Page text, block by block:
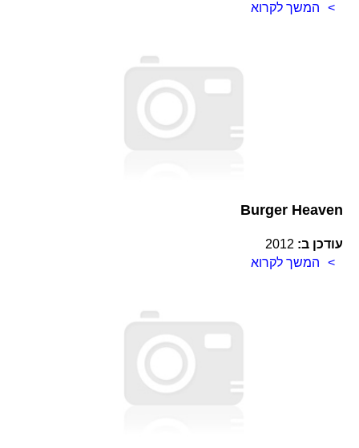
המשך לקרוא
Burger Heaven
עודכן ב: 2012
המשך לקרוא